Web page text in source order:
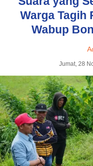
Warga Tagih
Wabup
Jumat, 28